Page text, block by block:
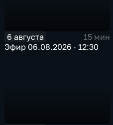
6 августа
15 мин
Эфир 06.08.2026 · 12:30